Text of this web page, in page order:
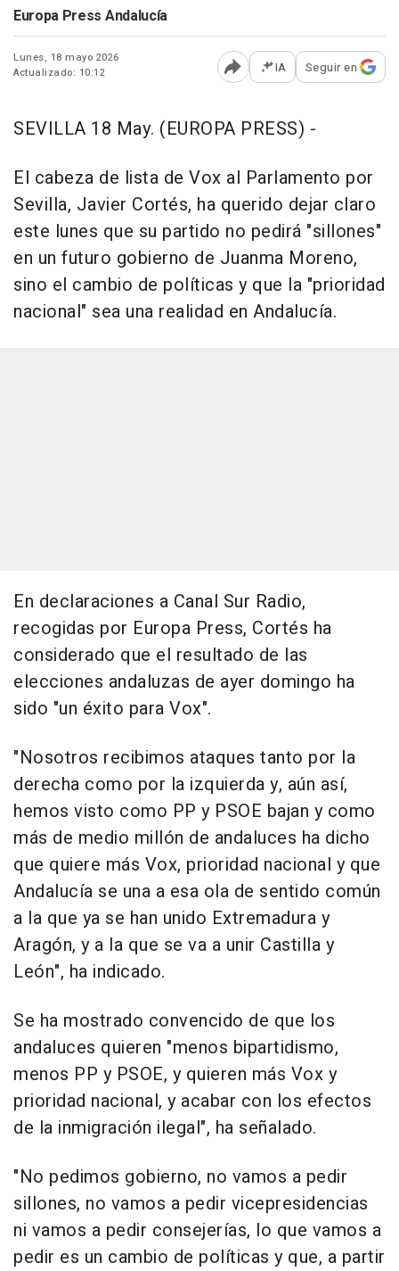
Europa Press Andalucía
Lunes, 18 mayo 2026
Actualizado: 10:12
Abrir opciones para
IA Seguir en
SEVILLA 18 May. (EUROPA PRESS) -
El cabeza de lista de Vox al Parlamento por
Sevilla, Javier Cortés, ha querido dejar claro
este lunes que su partido no pedirá "sillones"
en un futuro gobierno de Juanma Moreno,
sino el cambio de políticas y que la "prioridad
nacional" sea una realidad en Andalucía.
En declaraciones a Canal Sur Radio,
recogidas por Europa Press, Cortés ha
considerado que el resultado de las
elecciones andaluzas de ayer domingo ha
sido "un éxito para Vox".
"Nosotros recibimos ataques tanto por la
derecha como por la izquierda y, aún así,
hemos visto como PP y PSOE bajan y como
más de medio millón de andaluces ha dicho
que quiere más Vox, prioridad nacional y que
Andalucía se una a esa ola de sentido común
a la que ya se han unido Extremadura y
Aragón, y a la que se va a unir Castilla y
León", ha indicado.
Se ha mostrado convencido de que los
andaluces quieren "menos bipartidismo,
menos PP y PSOE, y quieren más Vox y
prioridad nacional, y acabar con los efectos
de la inmigración ilegal", ha señalado.
"No pedimos gobierno, no vamos a pedir
sillones, no vamos a pedir vicepresidencias
ni vamos a pedir consejerías, lo que vamos a
pedir es un cambio de políticas y que, a partir